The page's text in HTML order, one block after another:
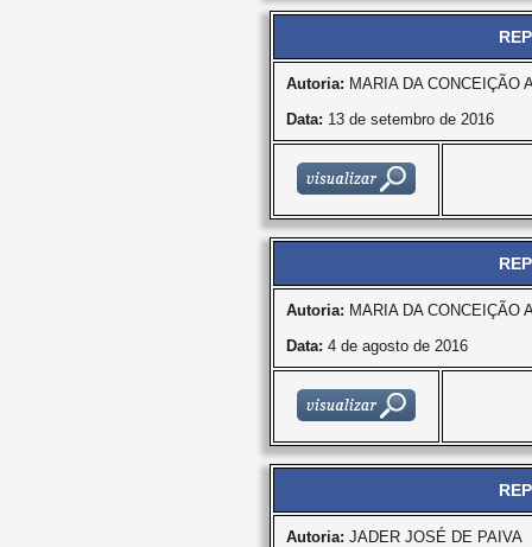
Autoria: MARIA DA CONCEIÇÃO
Data: 13 de setembro de 2016
Autoria: MARIA DA CONCEIÇÃO
Data: 4 de agosto de 2016
Autoria: JADER JOSÉ DE PAIVA